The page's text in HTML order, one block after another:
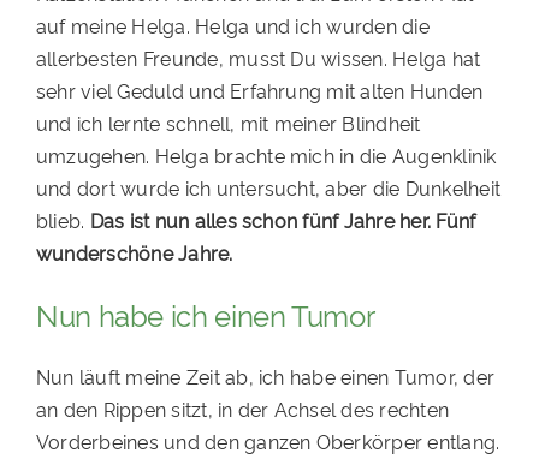
auf meine Helga. Helga und ich wurden die
allerbesten Freunde, musst Du wissen. Helga hat
sehr viel Geduld und Erfahrung mit alten Hunden
und ich lernte schnell, mit meiner Blindheit
umzugehen. Helga brachte mich in die Augenklinik
und dort wurde ich untersucht, aber die Dunkelheit
blieb. Das ist nun alles schon fünf Jahre her. Fünf
wunderschöne Jahre.
Nun habe ich einen Tumor
Nun läuft meine Zeit ab, ich habe einen Tumor, der
an den Rippen sitzt, in der Achsel des rechten
Vorderbeines und den ganzen Oberkörper entlang.